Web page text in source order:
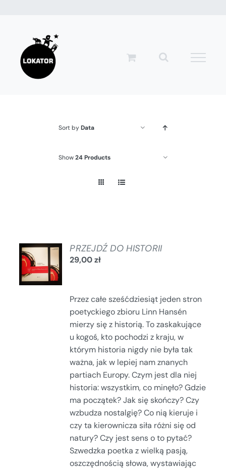
zawartości
Sort byData
Show24 Products
DODAJ
KOSZYKA
/
SZCZEGÓŁY
PRZEJDŹ DO HISTORII
29,00zł
Przez całe sześćdziesiąt jeden stron
poetyckiego zbioru Linn Hansén
mierzy się z historią. To zaskakujące
u kogoś, kto pochodzi z kraju, w
którym historia nigdy nie była tak
ważna, jak w lepiej nam znanych
partiach Europy. Czym jest dla niej
historia: wszystkim, co minęło? Gdzie
ma początek? Jak się skończy? Czy
wzbudza nostalgię? Co nią kieruje i
czy ta kierownicza siła różni się od
natury? Czy jest sens o to pytać?
Szwedzka poetka z wielką pasją,
oszczędnością słowa, wystawiając